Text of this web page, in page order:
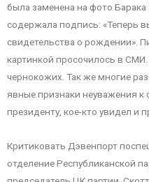
была заменена на фото
содержала подпись: «Теперь
свидетельства о рождении».
картинкой просочилось в
чернокожих. Так же многие
явные признаки неуважения
президенту, кое-кто увидел и
Критиковать Дэвенпорт
отделение Республиканской